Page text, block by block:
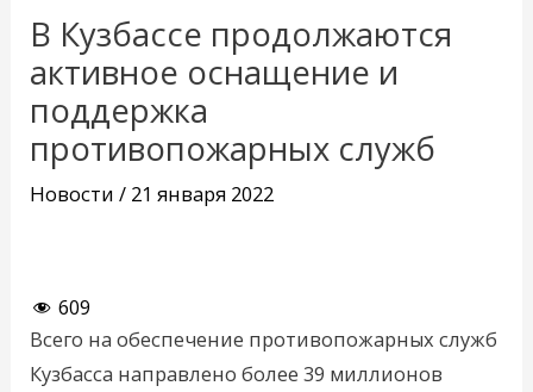
В Кузбассе продолжаются
активное оснащение и
поддержка
противопожарных служб
Новости / 21 января 2022
609
Всего на обеспечение противопожарных служб
Кузбасса направлено более 39 миллионов
записям